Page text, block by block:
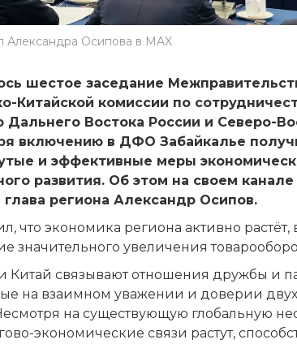
Александра Осипова в MAX
шестое заседание
Китайской комиссии по
Дальнего Востока России и Северо-
включению в ДФО Забайкалье
и эффективные меры
развития. Об этом на своем канале
региона Александр Осипов.
что экономика региона активно растёт,
значительного увеличения
Китай связывают отношения дружбы и
на взаимном уважении и доверии
на существующую глобальную
экономические связи растут,